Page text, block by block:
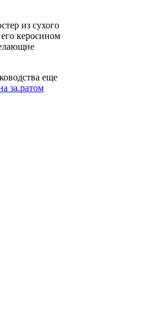
из сухого
керосином
еще
за.ратом